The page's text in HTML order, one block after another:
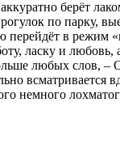
берёт
по парку,
перейдёт в
ласку и
любых слов, –
немного